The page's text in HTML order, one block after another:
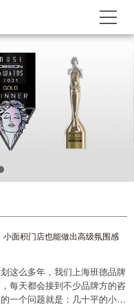
面积门店也能做出高级氛围感
这么多年，我们上海班德品牌
每天都会接到不少品牌方的咨
一个问题就是：几十平的小